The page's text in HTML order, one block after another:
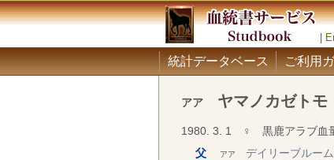
統計データベース ご利用
アア ヤマノカゼトモ
1980. 3. 1 ♀ 黒鹿アラブ血
父
アア デイリーブルーム